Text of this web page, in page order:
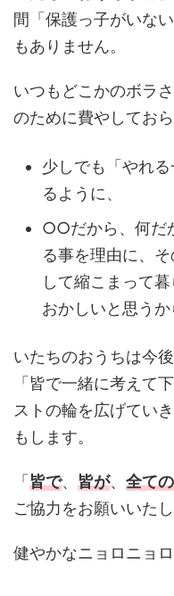
間「保護っ子がいな
もありません。
いつもどこかのボラ
のために費やしておら
少しでも「やれ
るように、
○○だから、何だ
る事を理由に、
して縮こまって
おかしいと思うか
いたちのおうちは今
「皆で一緒に考えて
ストの輪を広げてい
もします。
「 皆で、 皆が、 全ての
ご協力をお願いいたし
健やかなニョロニョ